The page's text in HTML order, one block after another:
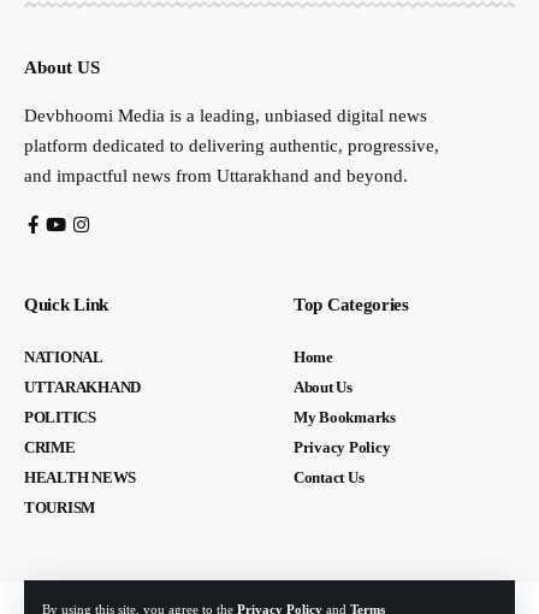
By using this site, you agree to the Privacy Policy and Terms
About US
Devbhoomi Media is a leading, unbiased digital news
platform dedicated to delivering authentic, progressive,
and impactful news from Uttarakhand and beyond.
Quick Link
NATIONAL
UTTARAKHAND
POLITICS
CRIME
HEALTH NEWS
TOURISM
Top Categories
Home
About Us
My Bookmarks
Privacy Policy
Contact Us